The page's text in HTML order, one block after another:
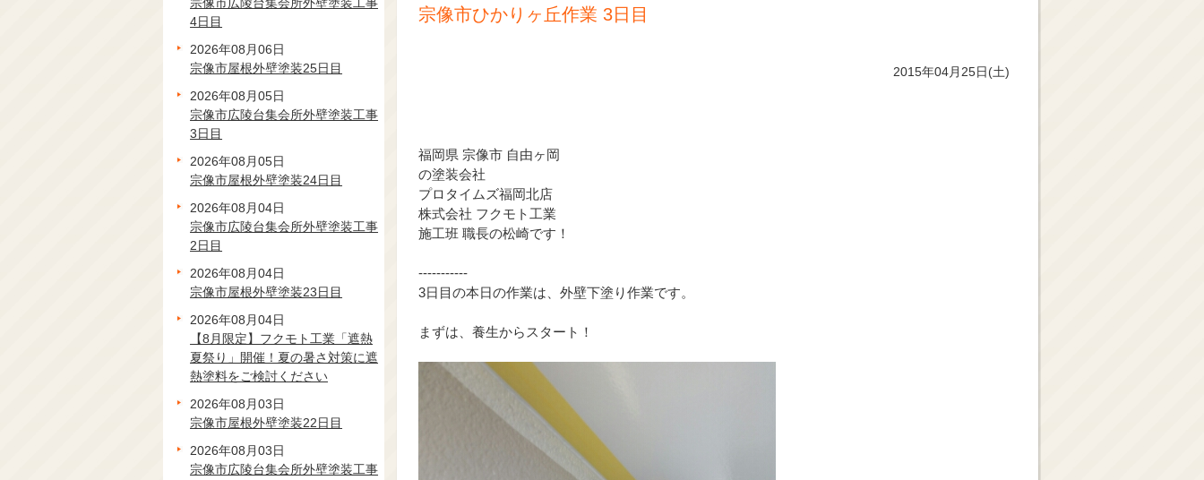
宗像市ひかりヶ丘作業 3日目
2015年04月25日(土)
福岡県 宗像市 自由ヶ岡
の塗装会社
プロタイムズ福岡北店
株式会社 フクモト工業
施工班 職長の松崎です！
‐‐‐‐‐‐‐‐‐‐‐
3日目の本日の作業は、外壁下塗り作業です。
まずは、養生からスタート！
4日目
2026年08月06日
宗像市屋根外壁塗装25日目
2026年08月05日
宗像市広陵台集会所外壁塗装工事
3日目
2026年08月05日
宗像市屋根外壁塗装24日目
2026年08月04日
宗像市広陵台集会所外壁塗装工事
2日目
2026年08月04日
宗像市屋根外壁塗装23日目
2026年08月04日
【8月限定】フクモト工業「遮熱
夏祭り」開催！夏の暑さ対策に遮
熱塗料をご検討ください
2026年08月03日
宗像市屋根外壁塗装22日目
2026年08月03日
宗像市広陵台集会所外壁塗装工事